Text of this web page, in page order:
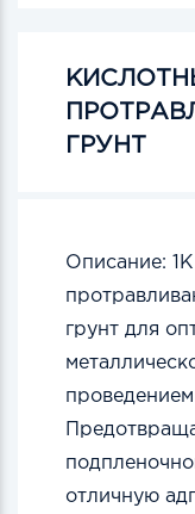
ГРУНТ
Описание:
грунт для
отличную